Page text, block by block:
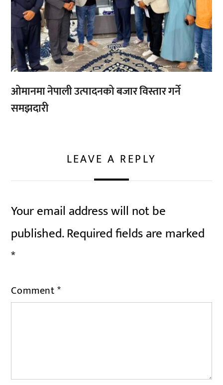
ओमानमा नेपाली उत्पादनको बजार विस्तार गर्ने
समझदारी
LEAVE A REPLY
Your email address will not be
published.Required fields are marked
*
Comment*